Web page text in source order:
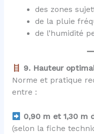
des zones
de la pluie
de l’humidité
9. Hauteur
Norme et pratique
entre :
0,90 m et 1,30 m
(selon la fiche